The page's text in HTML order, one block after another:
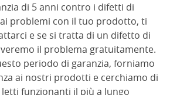
di 5 anni contro i difetti di
problemi con il tuo prodotto, ti
e se si tratta di un difetto di
il problema gratuitamente.
periodo di garanzia, forniamo
ai nostri prodotti e cerchiamo di
funzionanti il più a lungo